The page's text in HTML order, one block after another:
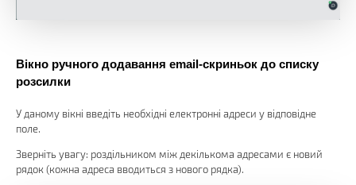
Вікно ручного додавання email-скриньок до списку
розсилки
У даному вікні введіть необхідні електронні адреси у відповідне
поле.
Зверніть увагу: роздільником між декількома адресами є новий
рядок (кожна адреса вводиться з нового рядка).